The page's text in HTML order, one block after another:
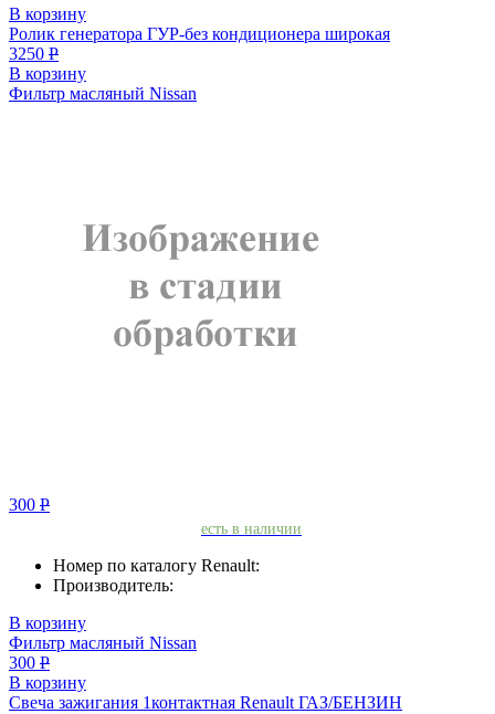
В корзину
Ролик генератора ГУР-без кондиционера широкая
3250 Р
В корзину
Фильтр масляный Nissan
300 Р
есть в наличии
Номер по каталогу Renault:
Производитель:
В корзину
Фильтр масляный Nissan
300 Р
В корзину
Свеча зажигания 1контактная Renault ГАЗ/БЕНЗИН